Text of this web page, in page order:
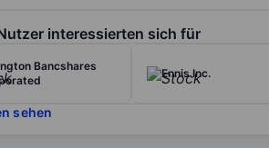
interessierten sich für
Bancshares
Ennis Inc.
sehen